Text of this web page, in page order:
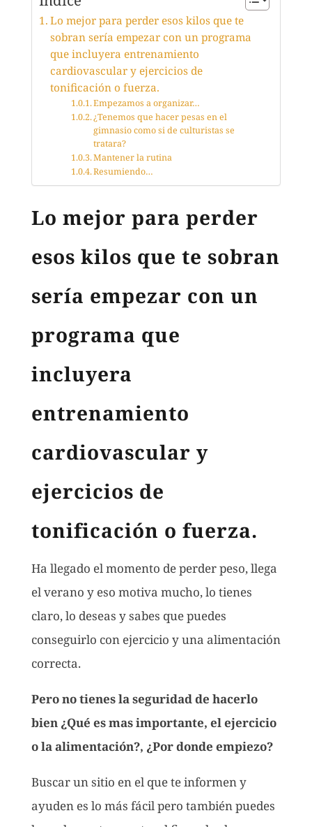
Lo mejor para perder esos kilos que te
sobran sería empezar con un programa
que incluyera entrenamiento
cardiovascular y ejercicios de
tonificación o fuerza.
Empezamos a organizar…
¿Tenemos que hacer pesas en el
gimnasio como si de culturistas se
tratara?
Mantener la rutina
Resumiendo…
Lo mejor para perder
esos kilos que te sobran
sería empezar con un
programa que
incluyera
entrenamiento
cardiovascular y
ejercicios de
tonificación o fuerza.
Ha llegado el momento de perder peso, llega
el verano y eso motiva mucho, lo tienes
claro, lo deseas y sabes que puedes
conseguirlo con ejercicio y una alimentación
correcta.
Pero no tienes la seguridad de hacerlo
bien ¿Qué es mas importante, el ejercicio
o la alimentación?, ¿Por donde empiezo?
Buscar un sitio en el que te informen y
ayuden es lo más fácil pero también puedes